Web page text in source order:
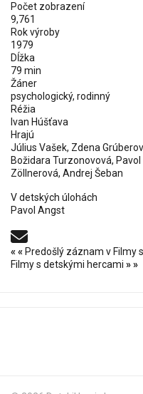
Počet zobrazení
9,761
Rok výroby
1979
Dĺžka
79 min
Žáner
psychologický, rodinný
Réžia
Ivan Húšťava
Hrajú
Július Vašek, Zdena
Božidara Turzonovová,
Zöllnerová, Andrej Šeban
V detských úlohách
Pavol Angst
«« Predošlý záznam v Filmy
Filmy s detskými hercami »»